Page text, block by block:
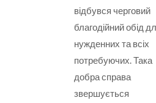
відбувся черговий
благодійний обід
нужденних та всіх
потребуючих. Така
добра справа
звершується